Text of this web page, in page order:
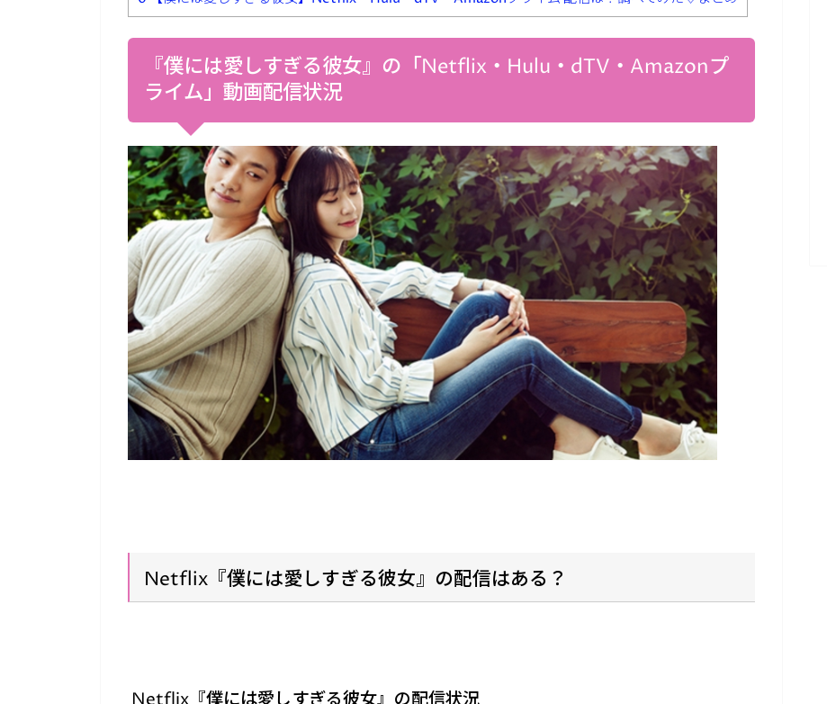
『僕には愛しすぎる彼女』の「Netflix・Hulu・dTV・Amazonプ
ライム」動画配信状況
Netflix『僕には愛しすぎる彼女』の配信はある？